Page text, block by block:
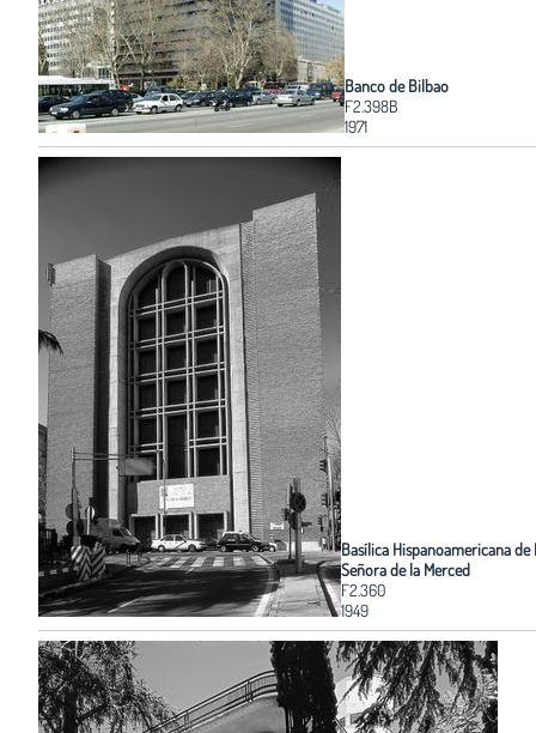
Banco de Bilbao
F2.398B
1971
Basílica Hispanoamericana de
Señora de la Merced
F2.360
1949